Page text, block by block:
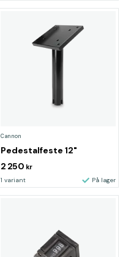
Cannon
Pedestalfeste 12"
2 250 kr
1 variant På lager